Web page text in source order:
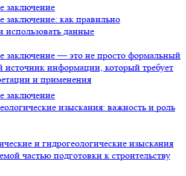
заключение
заключение: как правильно
использовать данные
заключение — это не просто формальный
источник информации, который требует
и применения
заключение
изыскания: важность и роль
и гидрогеологические изыскания
частью подготовки к строительству